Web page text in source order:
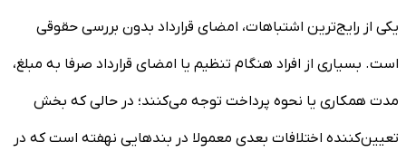
یکی از رایج‌ترین اشتباهات، امضای قرارداد بدون بررسی حقوقی
است. بسیاری از افراد هنگام تنظیم یا امضای قرارداد صرفا به مبلغ،
مدت همکاری یا نحوه پرداخت توجه می‌کنند؛ در حالی که بخش
تعیین‌کننده اختلافات بعدی معمولا در بندهایی نهفته است که در